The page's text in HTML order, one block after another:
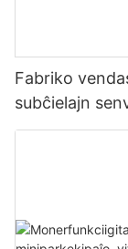
Fabriko
subĉielajn
elektrajn